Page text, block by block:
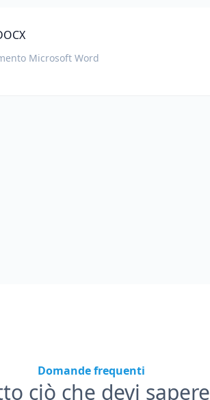
Microsoft Word
Domande frequenti
ciò che devi sapere